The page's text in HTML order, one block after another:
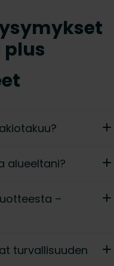
plus
alueeltani?
–
turvallisuuden